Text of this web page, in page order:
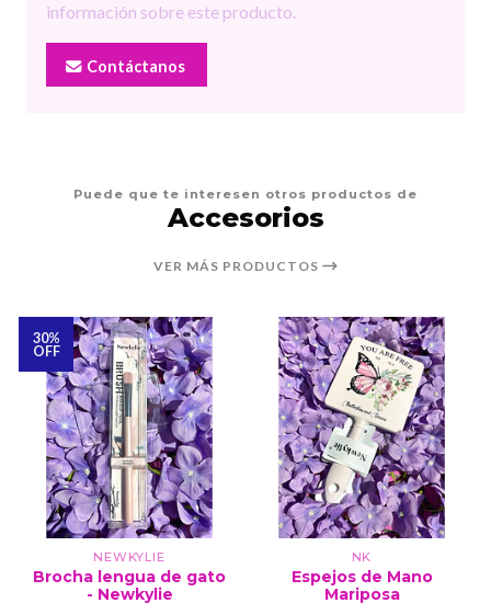
información sobre este producto.
Contáctanos
Puede que te interesen otros productos de
Accesorios
VER MÁS PRODUCTOS
30%
OFF
NEWKYLIE
Brocha lengua de gato
- Newkylie
NK
Espejos de Mano
Mariposa